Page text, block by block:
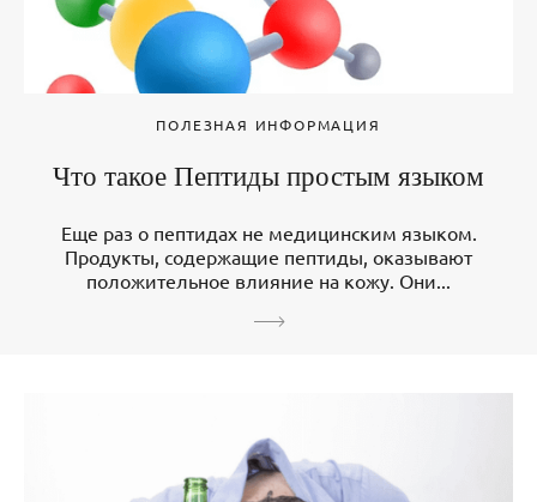
ПОЛЕЗНАЯ ИНФОРМАЦИЯ
Что такое Пептиды простым языком
Еще раз о пептидах не медицинским языком.
Продукты, содержащие пептиды, оказывают
положительное влияние на кожу. Они...